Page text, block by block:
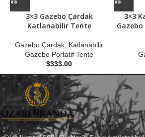
3×3 Gazebo Çardak
Katlanabilir Tente
Gazebo Çardak Katlanabilir
Gazebo Portatif Tente
$333.00
3×3